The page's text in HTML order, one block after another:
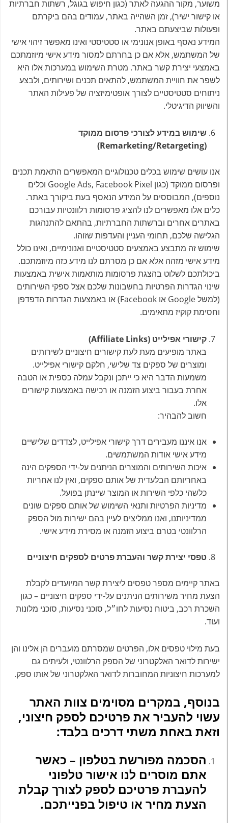
משוער, מקור ההגעה לאתר (כגון חיפוש בגוגל, רשתות חברתיות
או קישור ישיר), זמן השהייה באתר, עמודים בהם ביקרתם
ופעולות שביצעתם באתר.
המידע נאסף באופן אנונימי או סטטיסטי ואינו מאפשר זיהוי אישי
של המשתמש, אלא אם כן בחרתם למסור מידע אישי מיוזמתכם
באמצעי יצירת קשר באתר. מטרת השימוש במערכות אלו היא
לשפר את חוויית המשתמש, להתאים תכנים ושירותים, ולבצע
ניתוחים סטטיסטיים לצורך אופטימיזציה של פעילות האתר
והשיווק הדיגיטלי.
שימוש במידע לצורכי פרסום ממוקד
(Remarketing/Retargeting)
אנו עושים שימוש בכלים טכנולוגיים המאפשרים התאמת תכנים
ופרסום ממוקד (כגון Google Ads, Facebook Pixel וכלים
נוספים), המבוססים על המידע הנאסף בעת ביקורך באתר.
כלים אלו מאפשרים לנו להציג פרסומות רלוונטיות עבורכם
באתרים אחרים וברשתות החברתיות, בהתאם להתנהגות
הגלישה שלכם, תחומי העניין והעדפות שזוהו.
שימוש זה מתבצע באמצעים סטטיסטיים ואנונימיים, ואינו כולל
מידע אישי מזהה אלא אם כן מסרתם לנו מידע כזה מיוזמתכם.
ביכולתכם לשלוט בהצגת פרסומות מותאמות אישית באמצעות
שינוי הגדרות הפרטיות בחשבונות שלכם אצל ספקי השירותים
(למשל Google או Facebook) או באמצעות הגדרות הדפדפן
וחסימת קוקיז מתאימים.
קישורי אפילייט (Affiliate Links)
באתר מופיעים מעת לעת קישורים חיצוניים לשירותים
ומוצרים של ספקים צד שלישי, חלקם קישורי אפילייט.
משמעות הדבר היא כי ייתכן ונקבל עמלה כספית או הטבה
אחרת בעבור ביצוע הזמנה או רכישה באמצעות קישורים
אלו.
חשוב להבהיר:
אנו איננו מעבירים דרך קישורי אפילייט, לצדדים שלישיים
מידע אישי אודות המשתמשים.
איכות השירותים והמוצרים הניתנים על-ידי הספקים הינה
באחריותם הבלעדית של אותם ספקים, ואין לנו אחריות
כלשהי כלפי השירות או המוצר שיינתן בפועל.
מדיניות הפרטיות ותנאי השימוש של אותם ספקים שונים
ממדיניותנו, ואנו ממליצים לעיין בהם ישירות מול הספק
הרלוונטי בטרם ביצוע הזמנה או מסירת מידע אישי.
טפסי יצירת קשר והעברת פרטים לספקים חיצוניים
באתר קיימים מספר טפסים ליצירת קשר המיועדים לקבלת
הצעת מחיר משירותים הניתנים על-ידי ספקים חיצוניים – כגון
השכרת רכב, ביטוח נסיעות לחו״ל, סוכני נסיעות, סוכני מלונות
ועוד.
בעת מילוי טפסים אלו, הפרטים שמסרתם מועברים הן אלינו והן
ישירות לדואר האלקטרוני של הספק הרלוונטי, ולעיתים גם
למערכות חיצוניות המחוברות לדואר האלקטרוני של אותו ספק.
בנוסף, במקרים מסוימים צוות האתר
עשוי להעביר את פרטיכם לספק חיצוני,
וזאת באחת משתי דרכים בלבד:
הסכמה מפורשת בטלפון – כאשר
אתם מוסרים לנו אישור טלפוני
להעברת פרטיכם לספק לצורך קבלת
הצעת מחיר או טיפול בפנייתכם.